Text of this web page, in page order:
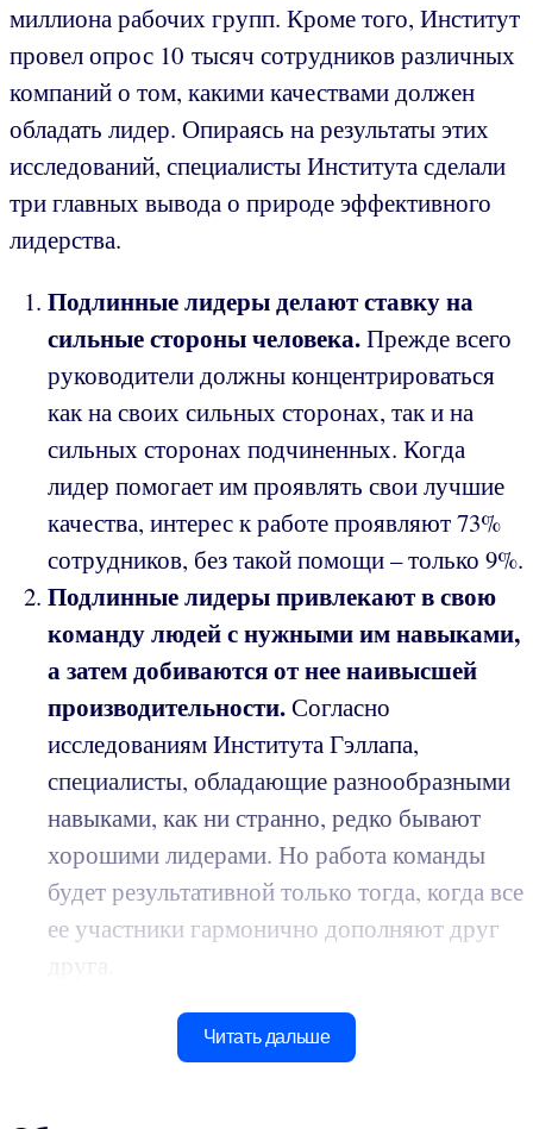
миллиона рабочих групп. Кроме того, Институт
провел опрос 10 тысяч сотрудников различных
компаний о том, какими качествами должен
обладать лидер. Опираясь на результаты этих
исследований, специалисты Института сделали
три главных вывода о природе эффективного
лидерства.
Подлинные лидеры делают ставку на
сильные стороны человека.Прежде всего
руководители должны концентрироваться
как на своих сильных сторонах, так и на
сильных сторонах подчиненных. Когда
лидер помогает им проявлять свои лучшие
качества, интерес к работе проявляют 73%
сотрудников, без такой помощи – только 9%.
Подлинные лидеры привлекают в свою
команду людей с нужными им навыками,
а затем добиваются от нее наивысшей
производительности.Согласно
исследованиям Института Гэллапа,
специалисты, обладающие разнообразными
навыками, как ни странно, редко бывают
хорошими лидерами. Но работа команды
будет результативной только тогда, когда все
ее участники гармонично дополняют друг
Читать дальше